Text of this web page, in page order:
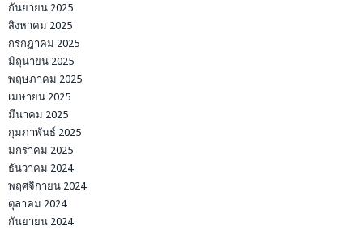
กันยายน 2025
สิงหาคม 2025
กรกฎาคม 2025
มิถุนายน 2025
พฤษภาคม 2025
เมษายน 2025
มีนาคม 2025
กุมภาพันธ์ 2025
มกราคม 2025
ธันวาคม 2024
พฤศจิกายน 2024
ตุลาคม 2024
กันยายน 2024